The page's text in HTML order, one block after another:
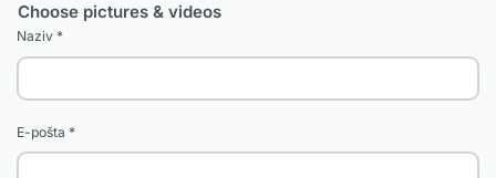
Choose pictures & videos
Naziv *
E-pošta *